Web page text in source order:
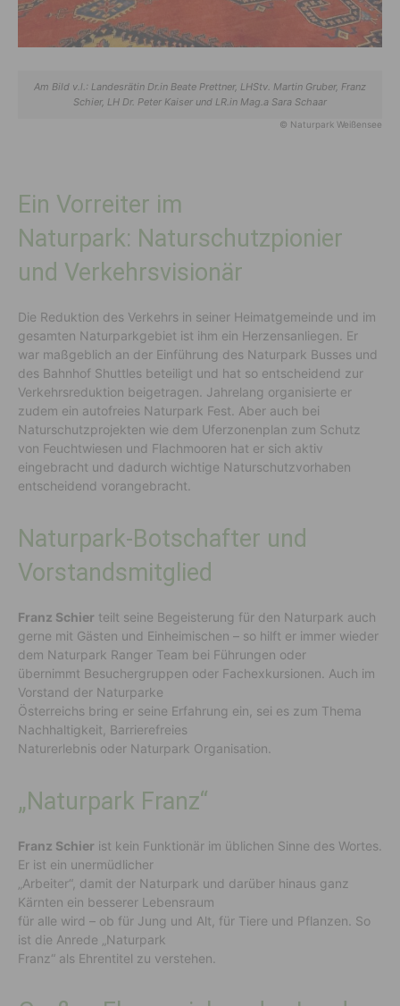
Am Bild v.l.: Landesrätin Dr.in Beate Prettner, LHStv. Martin Gruber, Franz
Schier, LH Dr. Peter Kaiser und LR.in Mag.a Sara Schaar
© Naturpark Weißensee
Ein Vorreiter im
Naturpark: Naturschutzpionier
und Verkehrsvisionär
Die Reduktion des Verkehrs in seiner Heimatgemeinde und im
gesamten Naturparkgebiet ist ihm ein Herzensanliegen. Er
war maßgeblich an der Einführung des Naturpark Busses und
des Bahnhof Shuttles beteiligt und hat so entscheidend zur
Verkehrsreduktion beigetragen. Jahrelang organisierte er
zudem ein autofreies Naturpark Fest. Aber auch bei
Naturschutzprojekten wie dem Uferzonenplan zum Schutz
von Feuchtwiesen und Flachmooren hat er sich aktiv
eingebracht und dadurch wichtige Naturschutzvorhaben
entscheidend vorangebracht.
Naturpark-Botschafter und
Vorstandsmitglied
Franz Schier teilt seine Begeisterung für den Naturpark auch
gerne mit Gästen und Einheimischen – so hilft er immer wieder
dem Naturpark Ranger Team bei Führungen oder
übernimmt Besuchergruppen oder Fachexkursionen. Auch im
Vorstand der Naturparke
Österreichs bring er seine Erfahrung ein, sei es zum Thema
Nachhaltigkeit, Barrierefreies
Naturerlebnis oder Naturpark Organisation.
„Naturpark Franz“
Franz Schier ist kein Funktionär im üblichen Sinne des Wortes.
Er ist ein unermüdlicher
„Arbeiter“, damit der Naturpark und darüber hinaus ganz
Kärnten ein besserer Lebensraum
für alle wird – ob für Jung und Alt, für Tiere und Pflanzen. So
ist die Anrede „Naturpark
Franz“ als Ehrentitel zu verstehen.